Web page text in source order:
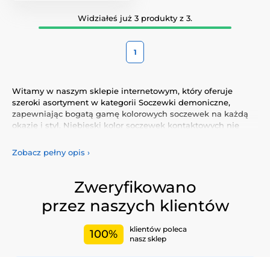
Widziałeś już 3 produkty z 3.
1
Witamy w naszym sklepie internetowym, który oferuje
szeroki asortyment w kategorii Soczewki demoniczne,
zapewniając bogatą gamę kolorowych soczewek na każdą
okazję i styl. Niebieski kolor soczewek kontaktowych nie
wyrazić swoją osobowość i wyjątkowość.
gwarantują komfort i bezpieczeństwo przez cały dzień.
Dodaj trochę koloru do swojego życia dzięki naszym
wysokiej jakości soczewkom, spełniającym najwyższe
standardy jakości i wygody.
Zobacz pełny opis ›
Zweryfikowano
przez naszych klientów
100%
klientów poleca
nasz sklep